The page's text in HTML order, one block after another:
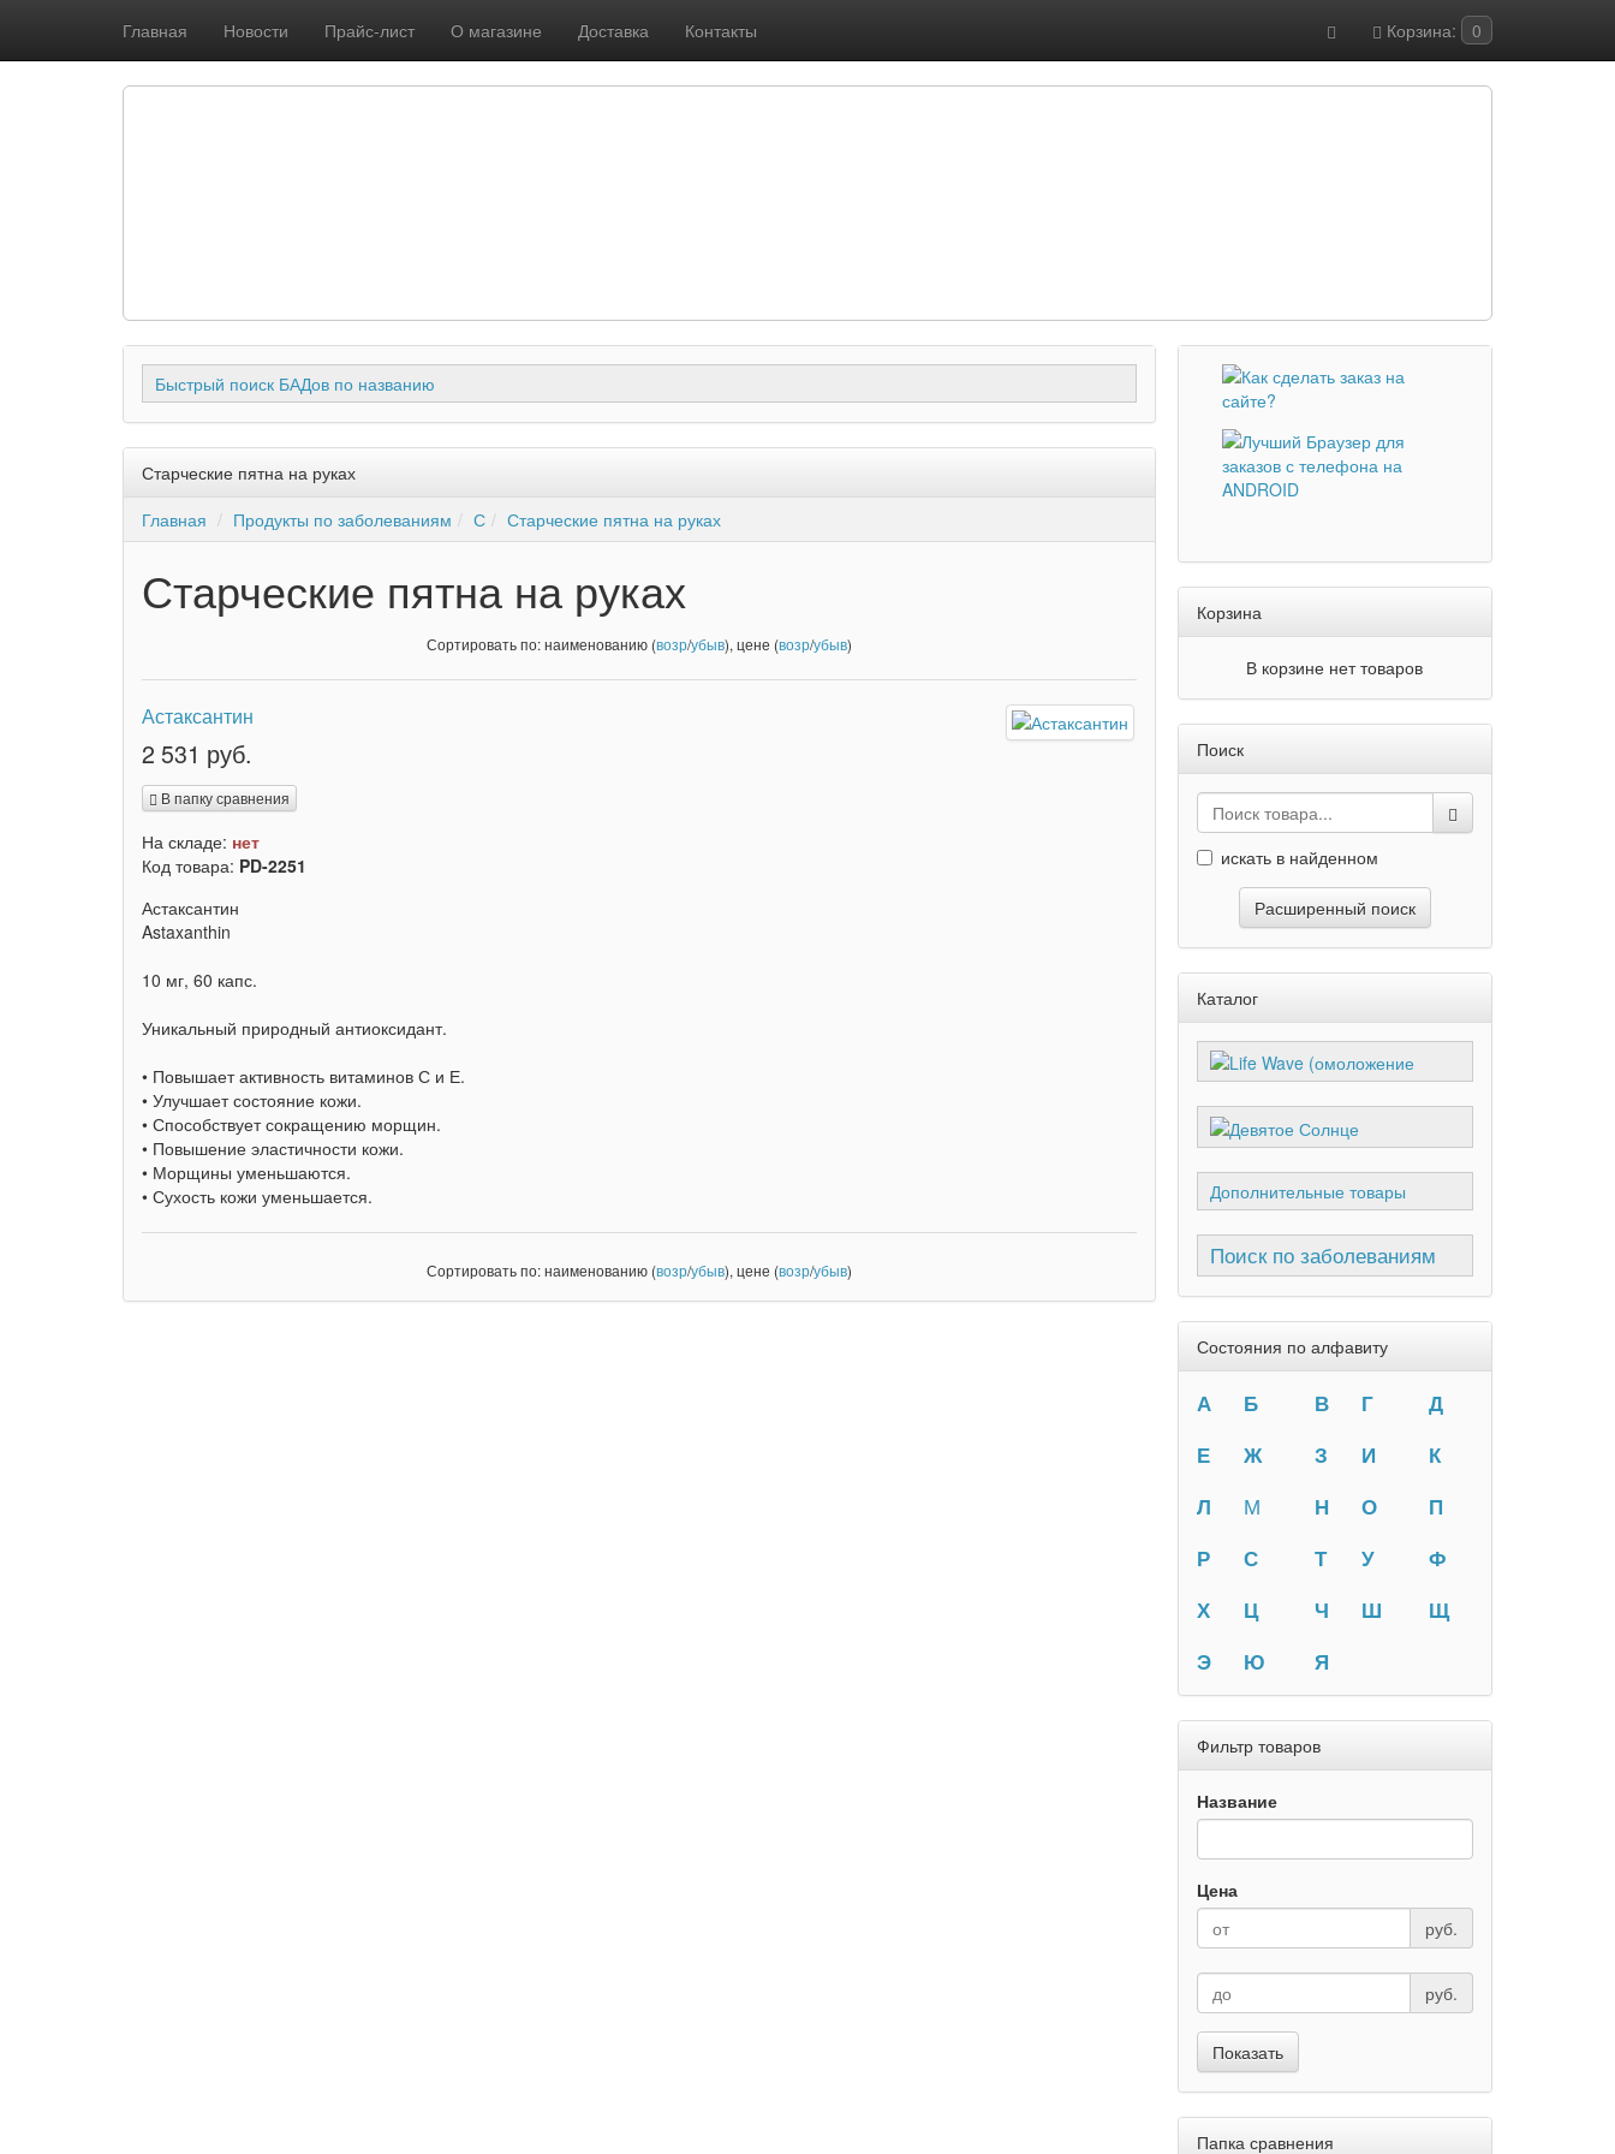
Главная Новости Прайс-лист О магазине Доставка Контакты Корзина: 0
Быстрый поиск БАДов по названию
Старческие пятна на руках
Главная
Продукты по заболеваниям С Старческие пятна на руках
Старческие пятна на руках
Сортировать по: наименованию (возр/убыв), цене (возр/убыв)
Астаксантин
2 531 руб.
В папку сравнения
На складе: нет
Код товара: PD-2251
Астаксантин
Astaxanthin
10 мг, 60 капс.
Уникальный природный антиоксидант.
• Повышает активность витаминов С и Е.
• Улучшает состояние кожи.
• Способствует сокращению морщин.
• Повышение эластичности кожи.
• Морщины уменьшаются.
• Сухость кожи уменьшается.
Сортировать по: наименованию (возр/убыв), цене (возр/убыв)
Корзина
В корзине нет товаров
Поиск
искать в найденном
Расширенный поиск
Каталог
Дополнительные товары
Поиск по заболеваниям
Состояния по алфавиту
А Б В Г
Д
Е
Ж З И
К
Л
М Н О
П
Р
С Т У
Ф
Х
Ц Ч Ш
Щ
Э
Ю Я
Фильтр товаров
Название
Цена
руб.
руб.
Показать
Папка сравнения